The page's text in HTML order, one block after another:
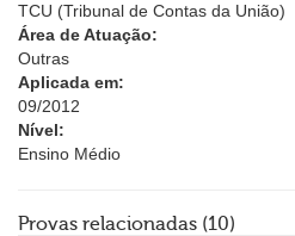
TCU (Tribunal de Contas da União)
Área de Atuação:
Outras
Aplicada em:
09/2012
Nível:
Ensino Médio
Provas relacionadas (10)